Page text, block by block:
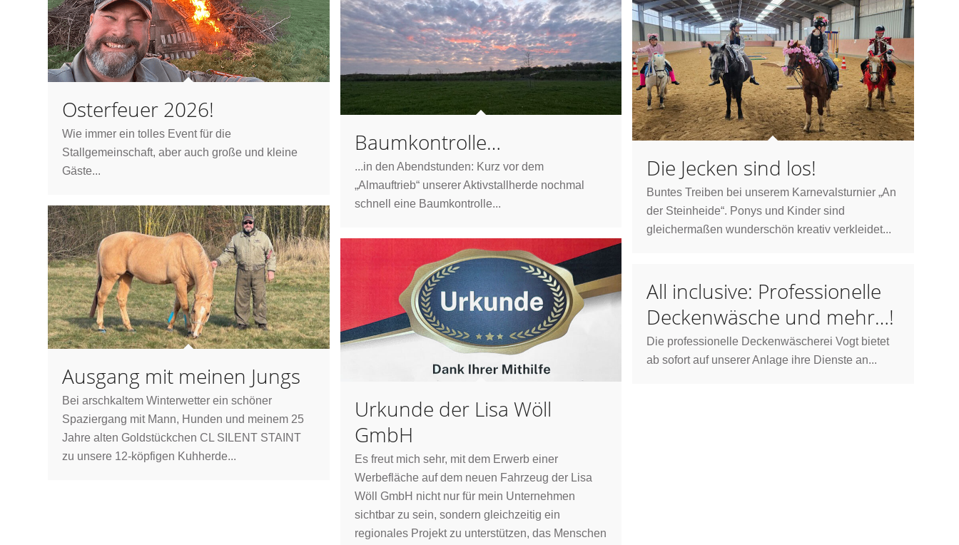
Osterfeuer 2026!
Wie immer ein tolles Event für die
Stallgemeinschaft, aber auch große und kleine
Gäste...
Baumkontrolle…
...in den Abendstunden: Kurz vor dem
„Almauftrieb“ unserer Aktivstallherde nochmal
schnell eine Baumkontrolle...
Die Jecken sind los!
Buntes Treiben bei unserem Karnevalsturnier „An
der Steinheide“. Ponys und Kinder sind
gleichermaßen wunderschön kreativ verkleidet...
Ausgang mit meinen Jungs
Bei arschkaltem Winterwetter ein schöner
Spaziergang mit Mann, Hunden und meinem 25
Jahre alten Goldstückchen CL SILENT STAINT
zu unsere 12-köpfigen Kuhherde...
Urkunde der Lisa Wöll
GmbH
Es freut mich sehr, mit dem Erwerb einer
Werbefläche auf dem neuen Fahrzeug der Lisa
Wöll GmbH nicht nur für mein Unternehmen
sichtbar zu sein, sondern gleichzeitig ein
regionales Projekt zu unterstützen, das Menschen
All inclusive: Professionelle
Deckenwäsche und mehr…!
Die professionelle Deckenwäscherei Vogt bietet
ab sofort auf unserer Anlage ihre Dienste an...